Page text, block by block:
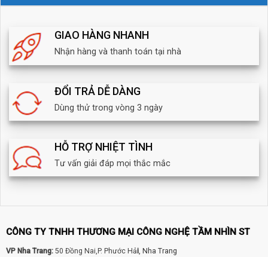
GIAO HÀNG NHANH
Nhận hàng và thanh toán tại nhà
ĐỔI TRẢ DỄ DÀNG
Dùng thử trong vòng 3 ngày
HỖ TRỢ NHIỆT TÌNH
Tư vấn giải đáp mọi thắc mắc
CÔNG TY TNHH THƯƠNG MẠI CÔNG NGHỆ TẦM NHÌN ST
VP Nha Trang: 50 Đồng Nai,P. Phước Hải, Nha Trang